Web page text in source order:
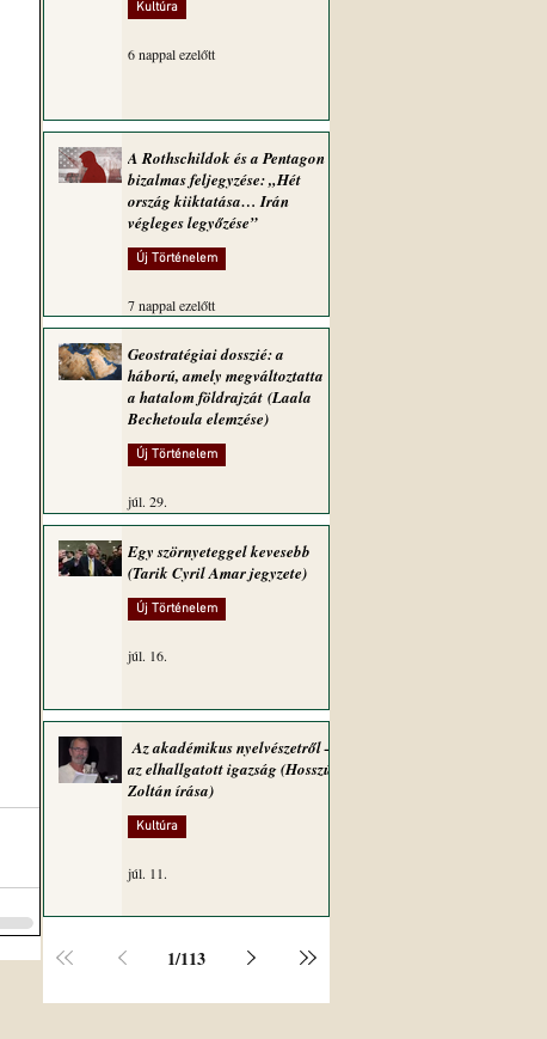
Kultúra
6 nappal ezelőtt
A Rothschildok és a Pentagon
bizalmas feljegyzése: „Hét
ország kiiktatása… Irán
végleges legyőzése”
Új Történelem
7 nappal ezelőtt
Geostratégiai dosszié: a
háború, amely megváltoztatta
a hatalom földrajzát (Laala
Bechetoula elemzése)
Új Történelem
júl. 29.
Egy szörnyeteggel kevesebb
(Tarik Cyril Amar jegyzete)
Új Történelem
júl. 16.
Az akadémikus nyelvészetről –
az elhallgatott igazság (Hosszú
Zoltán írása)
Kultúra
júl. 11.
1/113